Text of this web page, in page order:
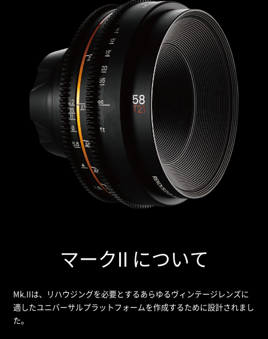
マークII について
Mk.IIは、リハウジングを必要とするあらゆるヴィンテージレンズに
適したユニバーサルプラットフォームを作成するために設計されまし
た。